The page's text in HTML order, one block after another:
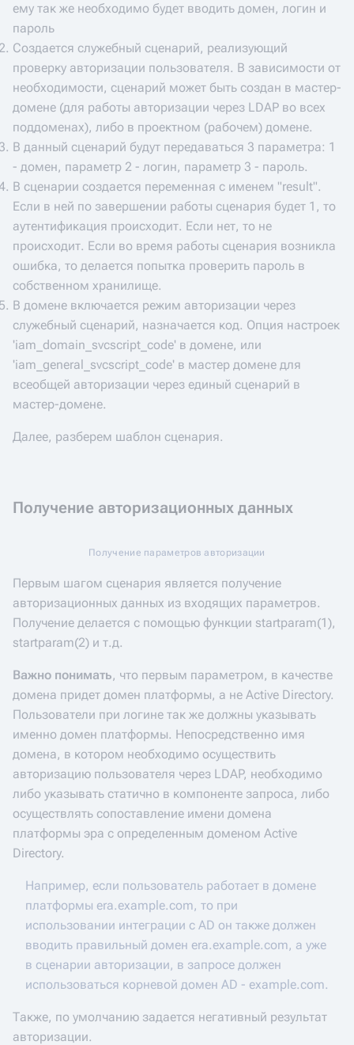
ему так же необходимо будет вводить домен, логин и
пароль
Создается служебный сценарий, реализующий
проверку авторизации пользователя. В зависимости от
необходимости, сценарий может быть создан в мастер-
домене (для работы авторизации через LDAP во всех
поддоменах), либо в проектном (рабочем) домене.
В данный сценарий будут передаваться 3 параметра: 1
- домен, параметр 2 - логин, параметр 3 - пароль.
В сценарии создается переменная с именем "result".
Если в ней по завершении работы сценария будет 1, то
аутентификация происходит. Если нет, то не
происходит. Если во время работы сценария возникла
ошибка, то делается попытка проверить пароль в
собственном хранилище.
В домене включается режим авторизации через
служебный сценарий, назначается код. Опция настроек
'iam_domain_svcscript_code' в домене, или
'iam_general_svcscript_code' в мастер домене для
всеобщей авторизации через единый сценарий в
мастер-домене.
Далее, разберем шаблон сценария.
Получение авторизационных данных
Получение параметров авторизации
Первым шагом сценария является получение
авторизационных данных из входящих параметров.
Получение делается с помощью функции startparam(1),
startparam(2) и т.д.
Важно понимать, что первым параметром, в качестве
домена придет домен платформы, а не Active Directory.
Пользователи при логине так же должны указывать
именно домен платформы. Непосредственно имя
домена, в котором необходимо осуществить
авторизацию пользователя через LDAP, необходимо
либо указывать статично в компоненте запроса, либо
осуществлять сопоставление имени домена
платформы эра с определенным доменом Active
Directory.
Например, если пользователь работает в домене
платформы era.example.com, то при
использовании интеграции с AD он также должен
вводить правильный домен era.example.com, а уже
в сценарии авторизации, в запросе должен
использоваться корневой домен AD - example.com.
Также, по умолчанию задается негативный результат
авторизации.